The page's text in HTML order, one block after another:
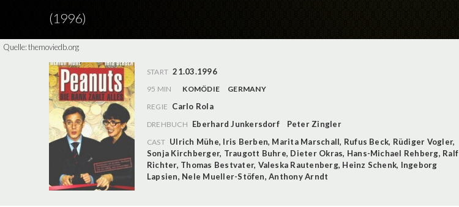
(1996)
Quelle:themoviedb.org
START 21.03.1996
95 MIN KOMÖDIE
GERMANY
REGIE Carlo Rola
DREHBUCH Eberhard Junkersdorf Peter Zingler
CAST Ulrich Mühe, Iris Berben, Marita Marschall, Rufus Beck, Rüdiger Vogler,
Sonja Kirchberger, Traugott Buhre, Dieter Okras, Hans-Michael Rehberg, Ralf
Richter, Thomas Bestvater, Valeska Rautenberg, Heinz Schenk, Ingeborg
Lapsien, Nele Mueller-Stöfen,Anthony Arndt